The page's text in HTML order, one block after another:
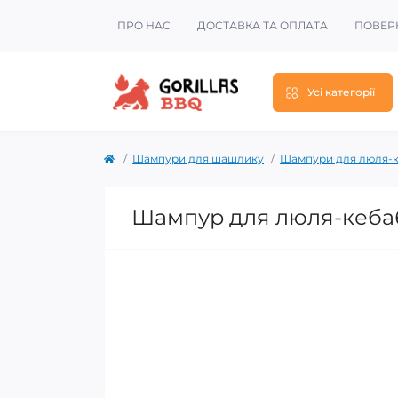
ПРО НАС ДОСТАВКА ТА ОПЛАТА
Усі категорії
Шампури для шашлику Шампури для люля-
Шампур для люля-